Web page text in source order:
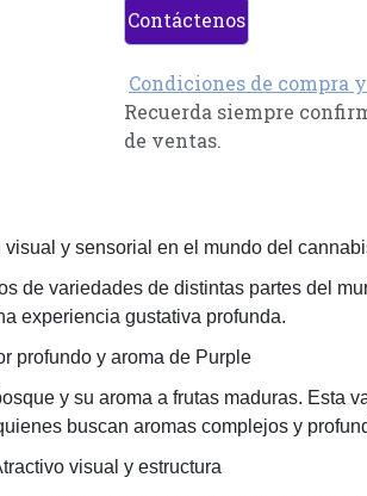
Contáctenos
Condiciones de compra
Recuerda siempre
de ventas.
visual y sensorial en el mundo del
de variedades de distintas partes del
experiencia gustativa profunda.
profundo y aroma de Purple
y su aroma a frutas maduras. Esta
buscan aromas complejos y
visual y estructura